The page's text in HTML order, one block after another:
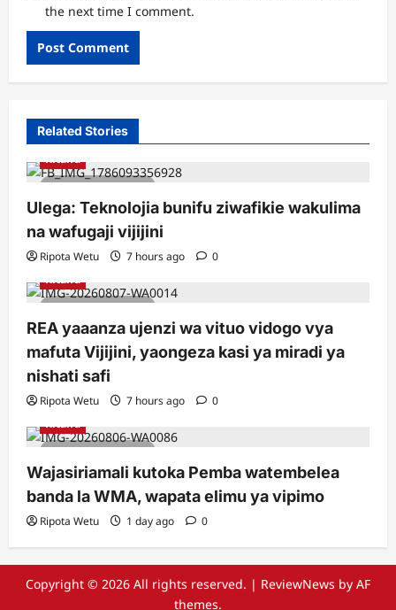
the next time I comment.
Related Stories
2 minutes read
Kitaifa
Ulega: Teknolojia bunifu ziwafikie wakulima
na wafugaji vijijini
Ripota Wetu 7 hours ago 0
2 minutes read
Kitaifa
REA yaaanza ujenzi wa vituo vidogo vya
mafuta Vijijini, yaongeza kasi ya miradi ya
nishati safi
Ripota Wetu 7 hours ago 0
2 minutes read
Kitaifa
Wajasiriamali kutoka Pemba watembelea
banda la WMA, wapata elimu ya vipimo
Ripota Wetu 1 day ago 0
Copyright © 2026 All rights reserved. | ReviewNews by AF
themes.